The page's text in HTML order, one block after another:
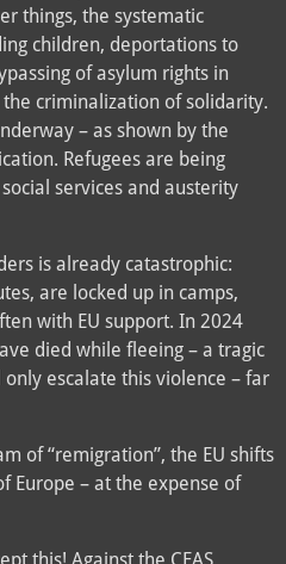
things, the systematic
children, deportations to
of asylum rights in
the criminalization of solidarity.
– as shown by the
Refugees are being
services and austerity
is already catastrophic:
are locked up in camps,
with EU support. In 2024
died while fleeing – a tragic
only escalate this violence – far
of “remigration”, the EU shifts
Europe – at the expense of
this! Against the CEAS